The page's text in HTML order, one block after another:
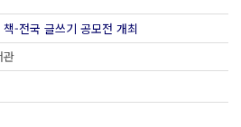
-전국 글쓰기 공모전 개최
관